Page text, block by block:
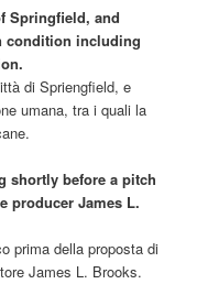
Springfield, and
condition including
di Spriengfield, e
umana, tra i quali la
shortly before a pitch
producer James L.
prima della proposta di
James L. Brooks.